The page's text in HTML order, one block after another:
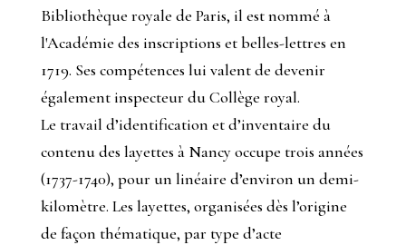
Bibliothèque royale de Paris, il est nommé à
l'Académie des inscriptions et belles-lettres en
1719. Ses compétences lui valent de devenir
également inspecteur du Collège royal.
Le travail d’identification et d’inventaire du
contenu des layettes à Nancy occupe trois années
(1737-1740), pour un linéaire d’environ un demi-
kilomètre. Les layettes, organisées dès l’origine
de façon thématique, par type d’acte